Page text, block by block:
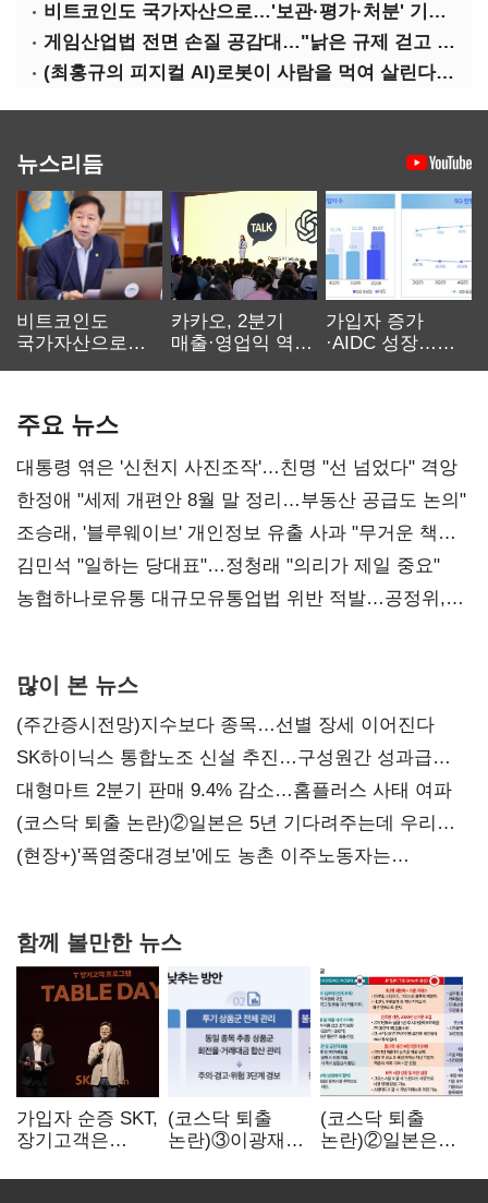
비트코인도 국가자산으로…'보관·평가·처분' 기준은 숙제
게임산업법 전면 손질 공감대…"낡은 규제 걷고 안전장치 촘촘히 해야"
(최홍규의 피지컬 AI)로봇이 사람을 먹여 살린다, 그런데 언제 먹여야 할지는 모른다
뉴스리듬
비트코인도
국가자산으로…'
카카오, 2분기
매출·영업익 역대
가입자 증가
·AIDC 성장…
주요 뉴스
대통령 엮은 '신천지 사진조작'…친명 "선 넘었다" 격앙
한정애 "세제 개편안 8월 말 정리…부동산 공급도 논의"
조승래, '블루웨이브' 개인정보 유출 사과 "무거운 책임
통감"
김민석 "일하는 당대표"…정청래 "의리가 제일 중요"
농협하나로유통 대규모유통업법 위반 적발…공정위,
많이 본 뉴스
(주간증시전망)지수보다 종목…선별 장세 이어진다
SK하이닉스 통합노조 신설 추진…구성원간 성과급
불만 확산
대형마트 2분기 판매 9.4% 감소…홈플러스 사태 여파
(코스닥 퇴출 논란)②일본은 5년 기다려주는데 우리는
당장 퇴출?…시간만으론 부족한 코스닥 구하기
(현장+)'폭염중대경보'에도 농촌 이주노동자는
함께 볼만한 뉴스
가입자 순증 SKT,
장기고객은
챙긴다
(코스닥 퇴출
논란)③이광재
자동차 없애지는
(코스닥 퇴출
논란)②일본은
기다려주는데